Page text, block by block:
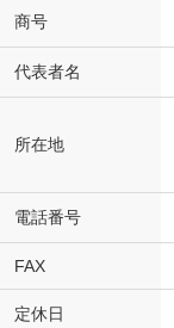
商号
代表者名
所在地
電話番号
FAX
定休日